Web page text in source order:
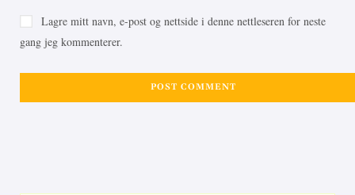
Lagre mitt navn, e-post og nettside i denne nettleseren for neste
gang jeg kommenterer.